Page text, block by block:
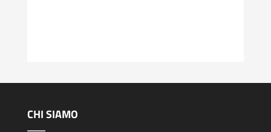
CHI SIAMO